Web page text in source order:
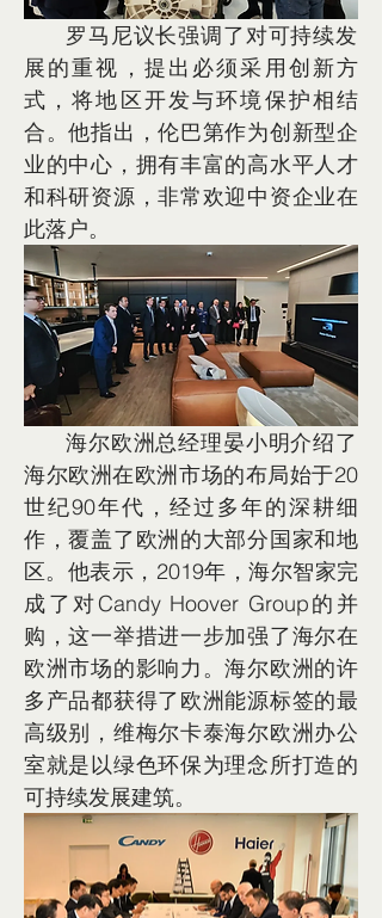
展的重视，提出必须采用创新方
式，将地区开发与环境保护相结
合。他指出，伦巴第作为创新型企
业的中心，拥有丰富的高水平人才
和科研资源，非常欢迎中资企业在
此落户。
      海尔欧洲总经理晏小明介绍了
海尔欧洲在欧洲市场的布局始于20
世纪90年代，经过多年的深耕细
作，覆盖了欧洲的大部分国家和地
区。他表示，2019年，海尔智家完
成了对Candy Hoover Group的并
购，这一举措进一步加强了海尔在
欧洲市场的影响力。海尔欧洲的许
多产品都获得了欧洲能源标签的最
高级别，维梅尔卡泰海尔欧洲办公
室就是以绿色环保为理念所打造的
可持续发展建筑。